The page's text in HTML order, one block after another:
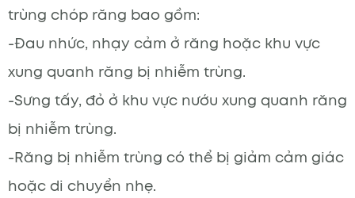
trùng chóp răng bao gồm:
-Đau nhức, nhạy cảm ở răng hoặc khu vực
xung quanh răng bị nhiễm trùng.
-Sưng tấy, đỏ ở khu vực nướu xung quanh răng
bị nhiễm trùng.
-Răng bị nhiễm trùng có thể bị giảm cảm giác
hoặc di chuyển nhẹ.